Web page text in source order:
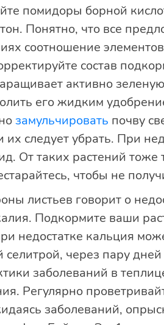
помидоры борной
Понятно, что все
соотношение
состав
активно
его жидким
замульчировать почву
следует убрать. При
От таких растений
чтобы не
листьев говорит о
Подкормите ваши
недостатке кальция
через пару
заболеваний в
Регулярно
заболеваний,